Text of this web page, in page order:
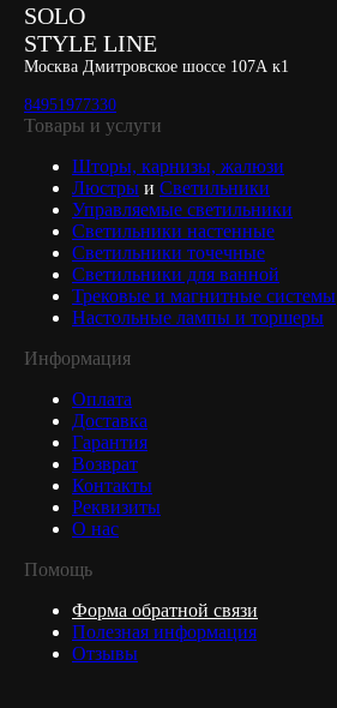
SOLO
STYLE LINE
Москва Дмитровское шоссе 107А к1
84951977330
Товары и услуги
Шторы, карнизы, жалюзи
Люстры и Светильники
Управляемые светильники
Светильники настенные
Светильники точечные
Светильники для ванной
Трековые и магнитные системы
Настольные лампы и торшеры
Информация
Оплата
Доставка
Гарантия
Возврат
Контакты
Реквизиты
О нас
Помощь
Форма обратной связи
Полезная информация
Отзывы